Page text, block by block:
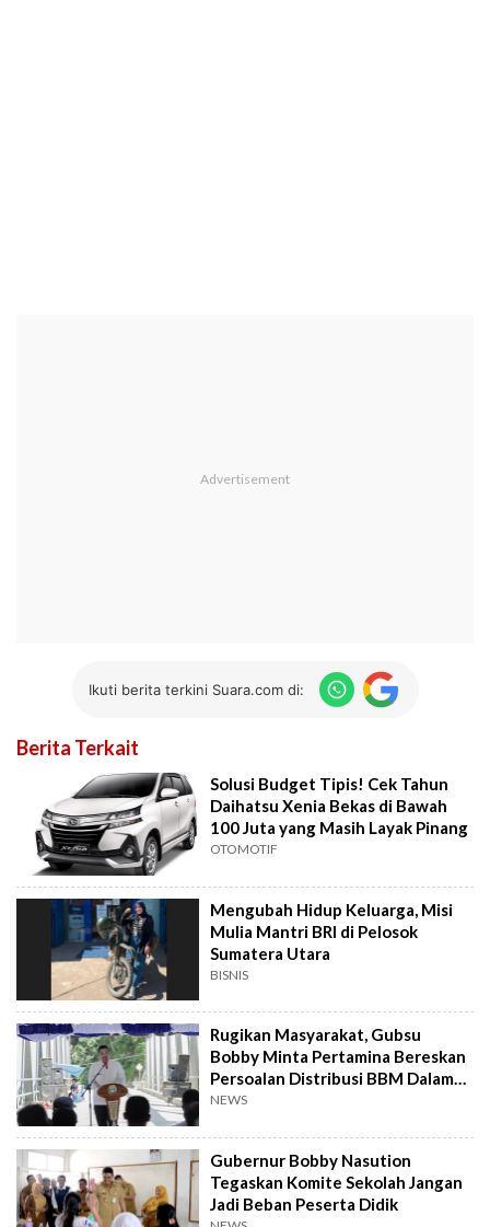
Ikuti berita terkini Suara.com di:
Berita Terkait
Solusi Budget Tipis! Cek Tahun
Daihatsu Xenia Bekas di Bawah
100 Juta yang Masih Layak Pinang
OTOMOTIF
Mengubah Hidup Keluarga, Misi
Mulia Mantri BRI di Pelosok
Sumatera Utara
BISNIS
Rugikan Masyarakat, Gubsu
Bobby Minta Pertamina Bereskan
Persoalan Distribusi BBM Dalam
Dua Hari
NEWS
Gubernur Bobby Nasution
Tegaskan Komite Sekolah Jangan
Jadi Beban Peserta Didik